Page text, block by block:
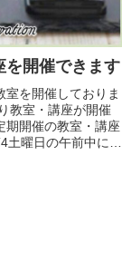
を開催できます
を開催しておりま
教室・講座が開催
期開催の教室・講座
曜日の午前中に練